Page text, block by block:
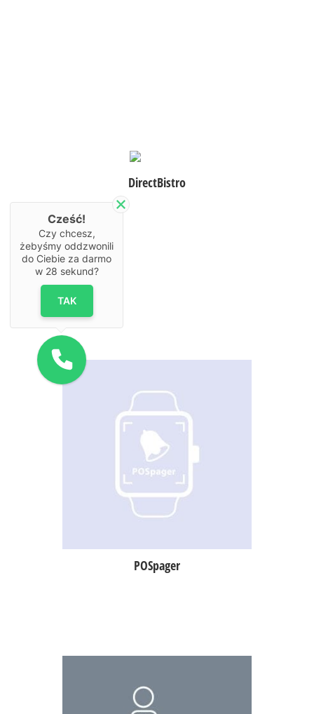
DirectBistro
zamawianie jedzenia on-line
w dostawie, pre-order lub na wynos,
wyszukiwanie restauracji
w najbliższym otoczeniu,
zintegrowana karta klienta (system
POSpager
Aplikacja na zegarek typu
smartwatch, która umożliwia
kelnerowi odbieranie komunikatów
m.in. o zamówieniu do odbioru,
odznaczanie przez kelnera
dostarczonego do stolika
zamówienia.
Cześć!
Czy chcesz,
żebyśmy oddzwonili
do Ciebie za darmo
w 28 sekund?
TAK